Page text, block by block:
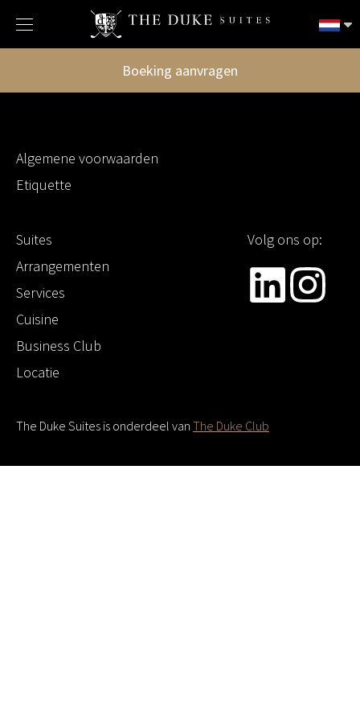
Boeking aanvragen
Algemene voorwaarden
Etiquette
Suites
Arrangementen
Services
Cuisine
Business Club
Locatie
Volg ons op:
The Duke Suites is onderdeel van The Duke Club